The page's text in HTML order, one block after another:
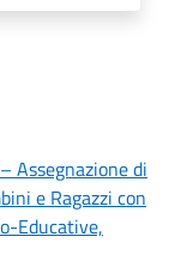
Assegnazione di
e Ragazzi con
Educative,